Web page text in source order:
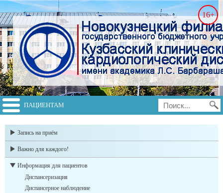
ПАЦИЕНТАМ
Запись на приём
Важно для каждого!
Информация для пациентов
Диспансеризация
Диспансерное наблюдение
16+